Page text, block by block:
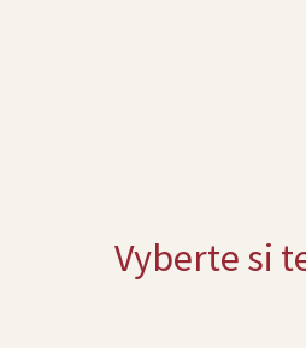
Vyberte si